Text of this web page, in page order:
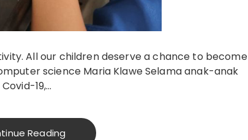
All our children deserve a chance to become
science Maria Klawe Selama anak-anak
19,…
Reading